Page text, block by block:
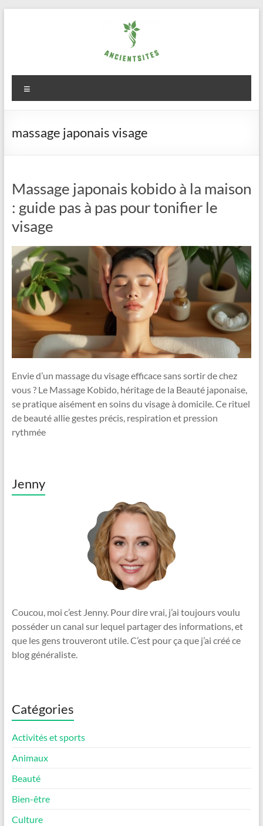
ancientsites.eu
massage japonais visage
Massage japonais kobido à la maison
: guide pas à pas pour tonifier le
visage
Envie d’un massage du visage efficace sans sortir de chez
vous ? Le Massage Kobido, héritage de la Beauté japonaise,
se pratique aisément en soins du visage à domicile. Ce rituel
de beauté allie gestes précis, respiration et pression
rythmée
Jenny
Coucou, moi c’est Jenny. Pour dire vrai, j’ai toujours voulu
posséder un canal sur lequel partager des informations, et
que les gens trouveront utile. C’est pour ça que j’ai créé ce
blog généraliste.
Catégories
Activités et sports
Animaux
Beauté
Bien-être
Culture